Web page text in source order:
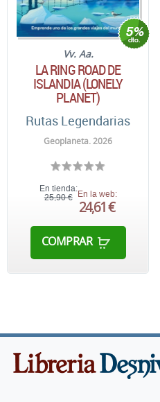
Vv. Aa.
LA RING ROAD DE
ISLANDIA (LONELY
PLANET)
Rutas Legendarias
Geoplaneta. 2026
En tienda:
25,90 € En la web:
24,61 €
COMPRAR